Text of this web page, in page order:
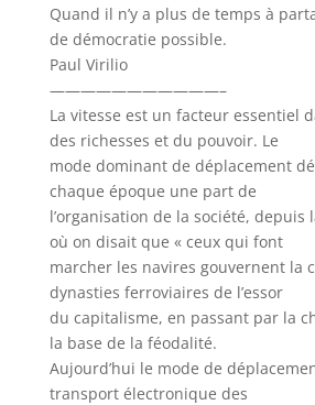
Quand il n’y a plus de temps à
de démocratie possible.
Paul Virilio
———————————–
La vitesse est un facteur essentiel
des richesses et du pouvoir. Le
mode dominant de déplacement
chaque époque une part de
l’organisation de la société, depuis
où on disait que « ceux qui font
marcher les navires gouvernent la
dynasties ferroviaires de l’essor
du capitalisme, en passant par la
la base de la féodalité.
Aujourd’hui le mode de
transport électronique des